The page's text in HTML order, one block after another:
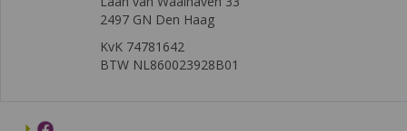
2497 GN Den Haag
KvK 74781642
BTW NL860023928B01